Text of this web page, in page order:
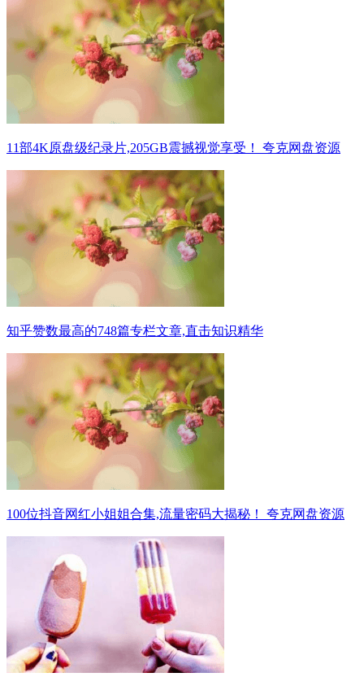
11部4K原盘级纪录片,205GB震撼视觉享受！ 夸克网盘资源
知乎赞数最高的748篇专栏文章,直击知识精华
100位抖音网红小姐姐合集,流量密码大揭秘！ 夸克网盘资源